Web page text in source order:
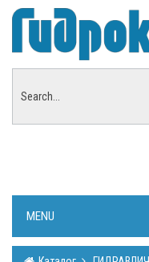
MENU